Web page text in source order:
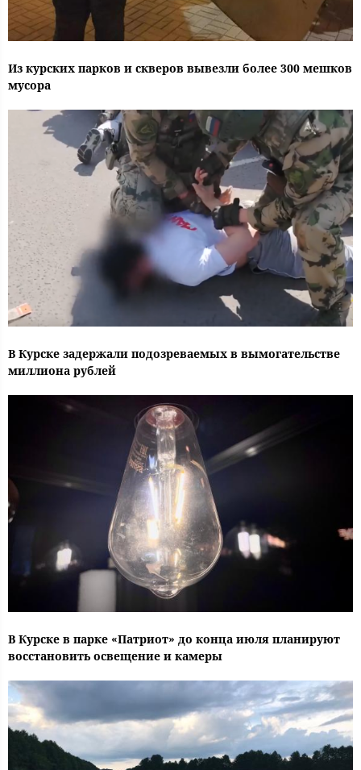
Из курских парков и скверов вывезли более 300 мешков
мусора
В Курске задержали подозреваемых в вымогательстве
миллиона рублей
В Курске в парке «Патриот» до конца июля планируют
восстановить освещение и камеры